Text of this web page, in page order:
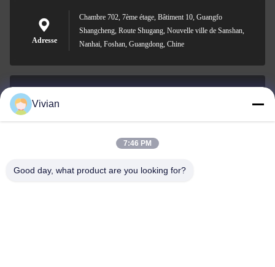
Adresse
Chambre 702, 7ème étage, Bâtiment 10, Guangfo
Shangcheng, Route Shugang, Nouvelle ville de Sanshan,
Nanhai, Foshan, Guangdong, Chine
0086-158-1879-0524
Vivian
7:46 PM
Good day, what product are you looking for?